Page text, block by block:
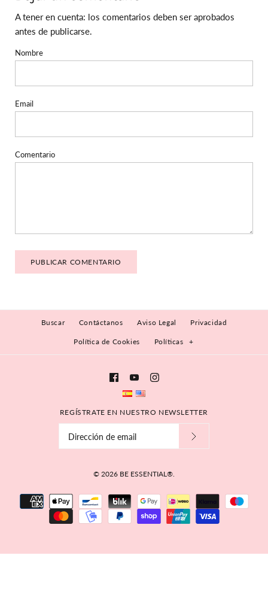
A tener en cuenta: los comentarios deben ser aprobados
antes de publicarse.
Nombre
Email
Comentario
Buscar Contáctanos Aviso Legal Privacidad
Política de Cookies Políticas +
REGÍSTRATE EN NUESTRO NEWSLETTER
© 2026 BE ESSENTIAL®.